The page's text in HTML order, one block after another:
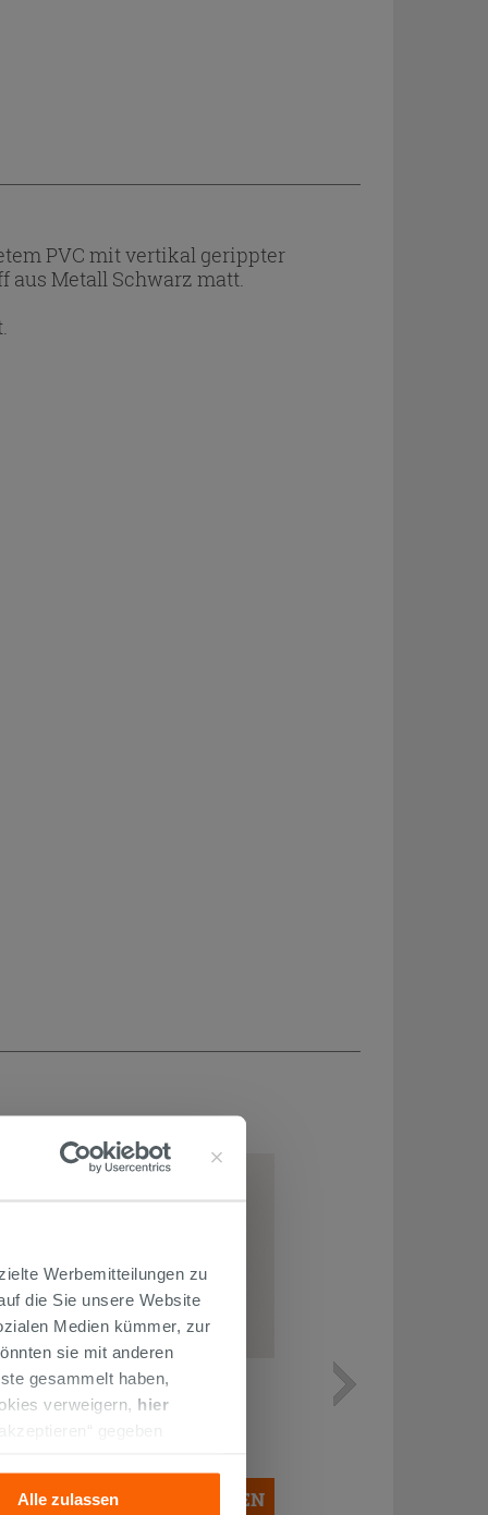
Werbemitteilungen zu
die Sie unsere Website
Medien kümmer, zur
sie mit anderen
gesammelt haben,
verweigern, hier
gegeben
Alle zulassen
PVC mit vertikal gerippter
aus Metall Schwarz matt.
BADSPIEGEL TOPSY Ø60 cm
RAHMEN SCHWARZ MATT
IN DEN WARENKORB LEGEN